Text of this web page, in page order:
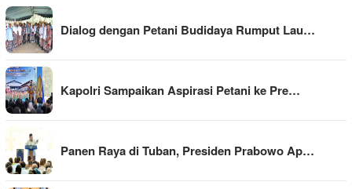
Dialog dengan Petani Budidaya Rumput Lau…
Kapolri Sampaikan Aspirasi Petani ke Pre…
Panen Raya di Tuban, Presiden Prabowo Ap…